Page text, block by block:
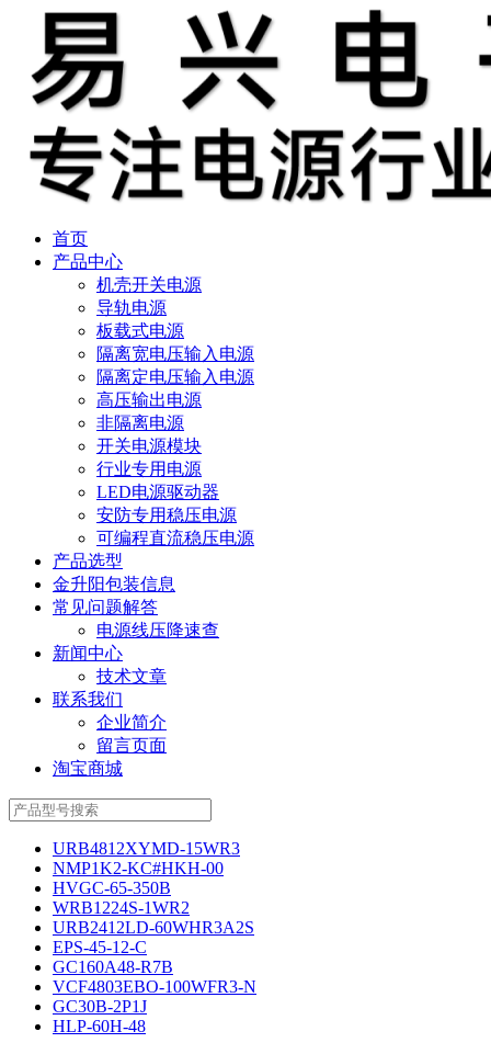
首页
产品中心
机壳开关电源
导轨电源
板载式电源
隔离宽电压输入电源
隔离定电压输入电源
高压输出电源
非隔离电源
开关电源模块
行业专用电源
LED电源驱动器
安防专用稳压电源
可编程直流稳压电源
产品选型
金升阳包装信息
常见问题解答
电源线压降速查
新闻中心
技术文章
联系我们
企业简介
留言页面
淘宝商城
URB4812XYMD-15WR3
NMP1K2-KC#HKH-00
HVGC-65-350B
WRB1224S-1WR2
URB2412LD-60WHR3A2S
EPS-45-12-C
GC160A48-R7B
VCF4803EBO-100WFR3-N
GC30B-2P1J
HLP-60H-48